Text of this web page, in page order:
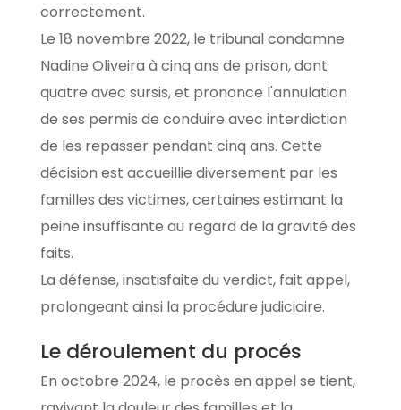
correctement.
Le 18 novembre 2022, le tribunal condamne
Nadine Oliveira à cinq ans de prison, dont
quatre avec sursis, et prononce l'annulation
de ses permis de conduire avec interdiction
de les repasser pendant cinq ans. Cette
décision est accueillie diversement par les
familles des victimes, certaines estimant la
peine insuffisante au regard de la gravité des
faits.
La défense, insatisfaite du verdict, fait appel,
prolongeant ainsi la procédure judiciaire.
Le déroulement du procés
En octobre 2024, le procès en appel se tient,